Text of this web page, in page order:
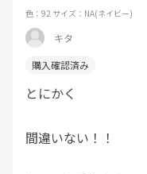
色：92 サイズ：NA(ネイビー)
キタ
とにかく
間違いない！！